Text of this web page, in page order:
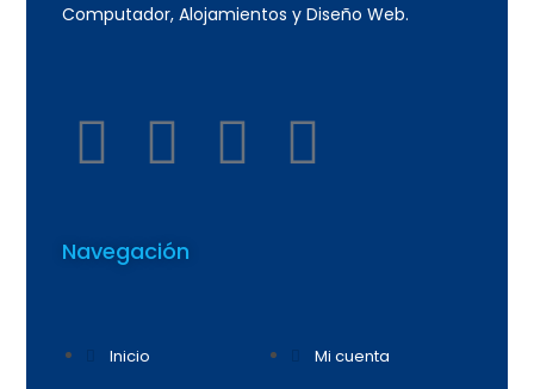
Computador, Alojamientos y Diseño Web.
Navegación
Inicio Mi cuenta